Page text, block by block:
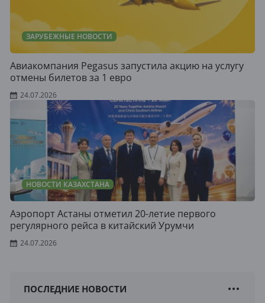
ЗАРУБЕЖНЫЕ НОВОСТИ
Авиакомпания Pegasus запустила акцию на услугу
отмены билетов за 1 евро
24.07.2026
НОВОСТИ КАЗАХСТАНА
Аэропорт Астаны отметил 20-летие первого
регулярного рейса в китайский Урумчи
24.07.2026
ПОСЛЕДНИЕ НОВОСТИ